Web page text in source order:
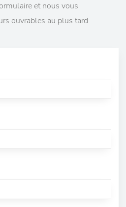
et nous vous
ouvrables au plus tard